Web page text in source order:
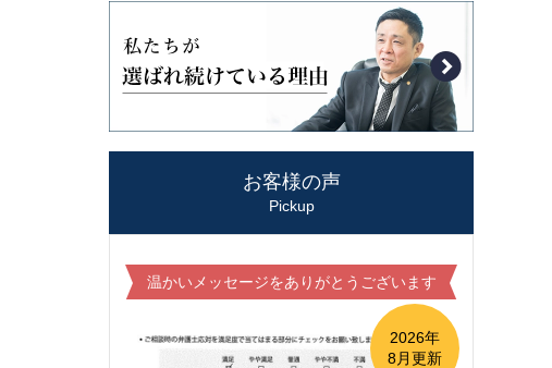
お客様の声
Pickup
温かいメッセージをありがとうございます
2026年
8月更新